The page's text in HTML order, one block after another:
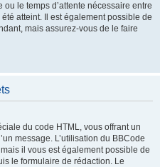
le temps d’attente nécessaire entre
atteint. Il est également possible de
mais assurez-vous de le faire
du code HTML, vous offrant un
message. L’utilisation du BBCode
il vous est également possible de
le formulaire de rédaction. Le